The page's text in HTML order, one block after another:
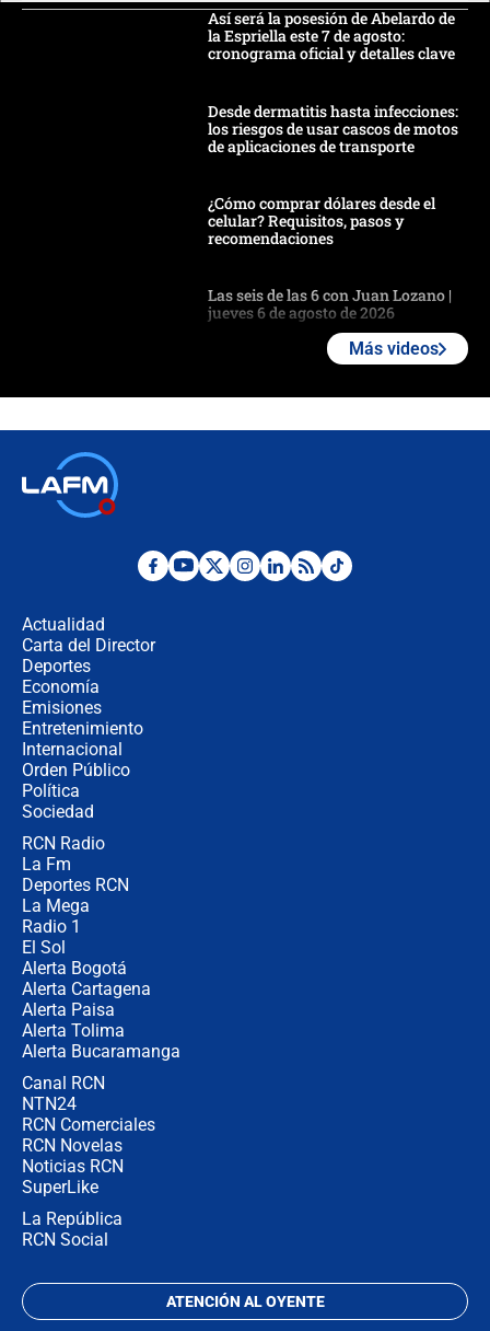
Así será la posesión de Abelardo de
la Espriella este 7 de agosto:
cronograma oficial y detalles clave
Desde dermatitis hasta infecciones:
los riesgos de usar cascos de motos
de aplicaciones de transporte
¿Cómo comprar dólares desde el
celular? Requisitos, pasos y
recomendaciones
Las seis de las 6 con Juan Lozano |
jueves 6 de agosto de 2026
🔴 EN VIVO | Noticiero La FM con
Más videos
Actualidad
Carta del Director
Deportes
Economía
Emisiones
Entretenimiento
Internacional
Orden Público
Política
Sociedad
RCN Radio
La Fm
Deportes RCN
La Mega
Radio 1
El Sol
Alerta Bogotá
Alerta Cartagena
Alerta Paisa
Alerta Tolima
Alerta Bucaramanga
Canal RCN
NTN24
RCN Comerciales
RCN Novelas
Noticias RCN
SuperLike
La República
RCN Social
ATENCIÓN AL OYENTE